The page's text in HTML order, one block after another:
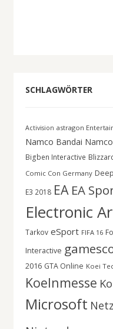
SCHLAGWÖRTER
Activision astragon
Namco Bandai
Bigben Interactive
Comic Con Germany
E3 2018 EA EA
Electronic
Tarkov eSport FIFA 16
Interactive
2016 GTA Online Koei
Koelnmesse
Microsoft